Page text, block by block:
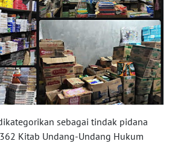
sebagai tindak pidana
Kitab Undang-Undang Hukum